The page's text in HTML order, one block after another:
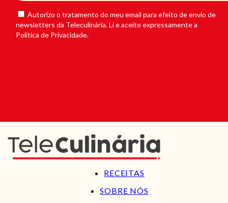
Autorizo o tratamento do meu email para efeito de envio de
newsletters da Teleculinária. Li e aceito expressamente a
Política de Privacidade.
RECEITAS
SOBRE NÓS